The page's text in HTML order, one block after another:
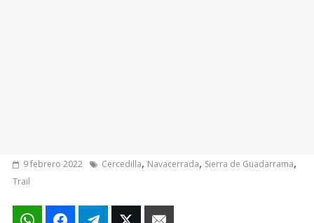
9 febrero 2022 Cercedilla, Navacerrada, Sierra de Guadarrama,
Trail